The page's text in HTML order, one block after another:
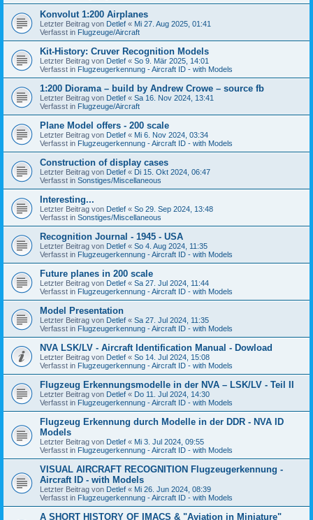
Konvolut 1:200 Airplanes
Letzter Beitrag von Detlef « Mi 27. Aug 2025, 01:41
Verfasst in Flugzeuge/Aircraft
Kit-History: Cruver Recognition Models
Letzter Beitrag von Detlef « So 9. Mär 2025, 14:01
Verfasst in Flugzeugerkennung - Aircraft ID - with Models
1:200 Diorama – build by Andrew Crowe – source fb
Letzter Beitrag von Detlef « Sa 16. Nov 2024, 13:41
Verfasst in Flugzeuge/Aircraft
Plane Model offers - 200 scale
Letzter Beitrag von Detlef « Mi 6. Nov 2024, 03:34
Verfasst in Flugzeugerkennung - Aircraft ID - with Models
Construction of display cases
Letzter Beitrag von Detlef « Di 15. Okt 2024, 06:47
Verfasst in Sonstiges/Miscellaneous
Interesting...
Letzter Beitrag von Detlef « So 29. Sep 2024, 13:48
Verfasst in Sonstiges/Miscellaneous
Recognition Journal - 1945 - USA
Letzter Beitrag von Detlef « So 4. Aug 2024, 11:35
Verfasst in Flugzeugerkennung - Aircraft ID - with Models
Future planes in 200 scale
Letzter Beitrag von Detlef « Sa 27. Jul 2024, 11:44
Verfasst in Flugzeugerkennung - Aircraft ID - with Models
Model Presentation
Letzter Beitrag von Detlef « Sa 27. Jul 2024, 11:35
Verfasst in Flugzeugerkennung - Aircraft ID - with Models
NVA LSK/LV - Aircraft Identification Manual - Dowload
Letzter Beitrag von Detlef « So 14. Jul 2024, 15:08
Verfasst in Flugzeugerkennung - Aircraft ID - with Models
Flugzeug Erkennungsmodelle in der NVA – LSK/LV - Teil II
Letzter Beitrag von Detlef « Do 11. Jul 2024, 14:30
Verfasst in Flugzeugerkennung - Aircraft ID - with Models
Flugzeug Erkennung durch Modelle in der DDR - NVA ID
Models
Letzter Beitrag von Detlef « Mi 3. Jul 2024, 09:55
Verfasst in Flugzeugerkennung - Aircraft ID - with Models
VISUAL AIRCRAFT RECOGNITION Flugzeugerkennung -
Aircraft ID - with Models
Letzter Beitrag von Detlef « Mi 26. Jun 2024, 08:39
Verfasst in Flugzeugerkennung - Aircraft ID - with Models
A SHORT HISTORY OF IMACS & "Aviation in Miniature"